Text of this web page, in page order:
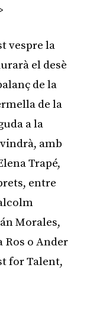
vespre la
el desè
de la
de la
a la
amb
Trapé,
entre
Morales,
Ros o Ander
for Talent,